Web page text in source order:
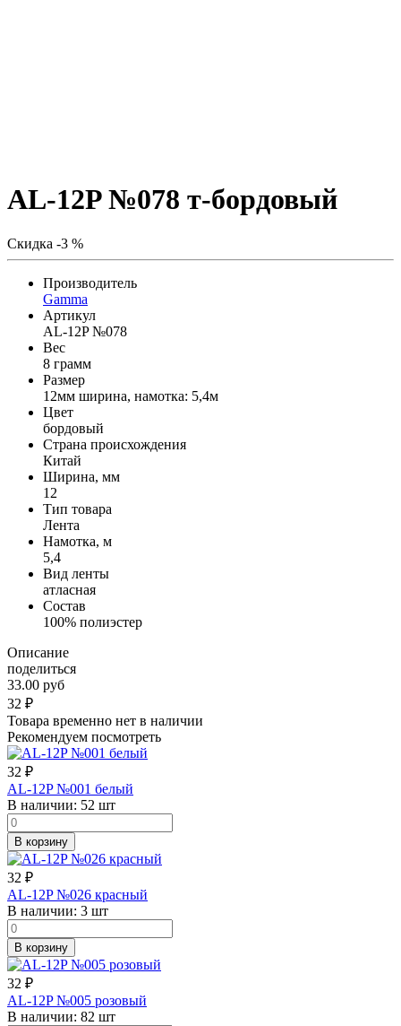
AL-12P №078 т-бордовый
Скидка -3 %
Производитель
Gamma
Артикул
AL-12P №078
Вес
8 грамм
Размер
12мм ширина, намотка: 5,4м
Цвет
бордовый
Страна происхождения
Китай
Ширина, мм
12
Тип товара
Лента
Намотка, м
5,4
Вид ленты
атласная
Состав
100% полиэстер
Описание
поделиться
33.00 руб
32 ₽
Товара временно нет в наличии
Рекомендуем посмотреть
32 ₽
AL-12P №001 белый
В наличии: 52 шт
В корзину
32 ₽
AL-12P №026 красный
В наличии: 3 шт
В корзину
32 ₽
AL-12P №005 розовый
В наличии: 82 шт